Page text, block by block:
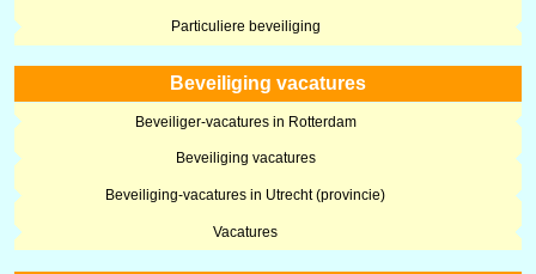
Particuliere beveiliging
Beveiliging vacatures
Beveiliger-vacatures in Rotterdam
Beveiliging vacatures
Beveiliging-vacatures in Utrecht (provincie)
Vacatures